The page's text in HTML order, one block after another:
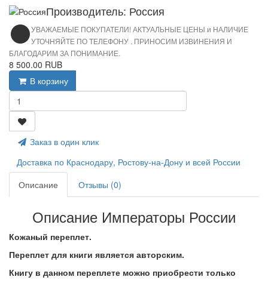
Производитель: Россия
УВАЖАЕМЫЕ ПОКУПАТЕЛИ! АКТУАЛЬНЫЕ ЦЕНЫ и НАЛИЧИЕ
УТОЧНЯЙТЕ ПО ТЕЛЕФОНУ . ПРИНОСИМ ИЗВИНЕНИЯ И
БЛАГОДАРИМ ЗА ПОНИМАНИЕ.
8 500.00 RUB
В корзину
Заказ в один клик
Доставка по Краснодару, Ростову-на-Дону и всей России
Описание
Отзывы (0)
Описание Императоры России
Кожаный переплет.
Переплет для книги является авторским.
Книгу в данном переплете можно приобрести только